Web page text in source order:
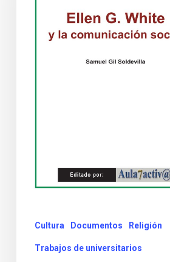
Cultura Documentos Religión
Trabajos de universitarios